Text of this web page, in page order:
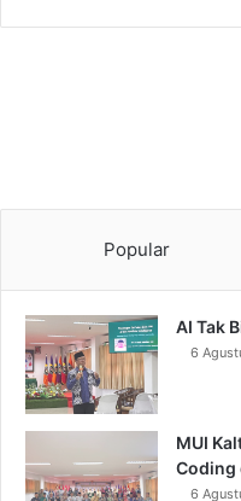
Popular
AI Tak
6
MUI
Coding
6